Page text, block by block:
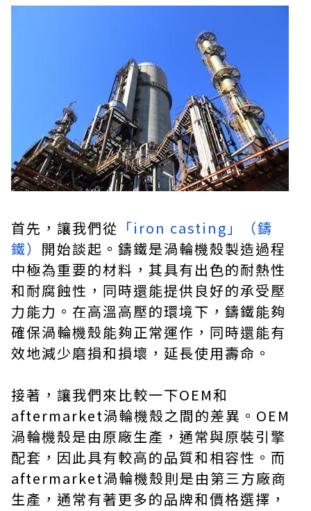
首先，讓我們從 「iron casting」（鑄
鐵） 開始談起。鑄鐵是渦輪機殼製造過程
中極為重要的材料，其具有出色的耐熱性
和耐腐蝕性，同時還能提供良好的承受壓
力能力。在高溫高壓的環境下，鑄鐵能夠
確保渦輪機殼能夠正常運作，同時還能有
效地減少磨損和損壞，延長使用壽命。
接著，讓我們來比較一下OEM和
aftermarket渦輪機殼之間的差異。OEM
渦輪機殼是由原廠生產，通常與原裝引擎
配套，因此具有較高的品質和相容性。而
aftermarket渦輪機殼則是由第三方廠商
生產，通常有著更多的品牌和價格選擇，